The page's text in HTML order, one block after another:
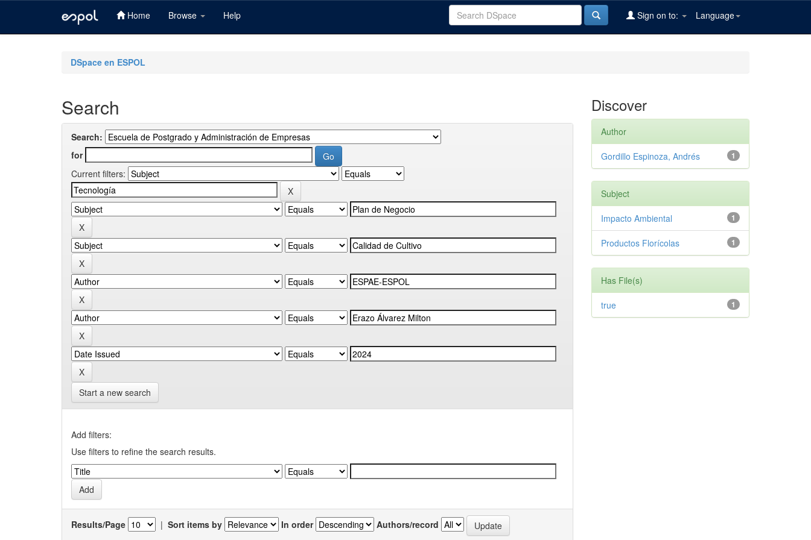
Home Browse Help Language
Sign on to:
DSpace en ESPOL
Search
Search:
for
Current filters:
Start a new search
Add filters:
Use filters to refine the search results.
Results/Page | Sort items by In order Authors/record
Discover
Author
1
Gordillo Espinoza, Andrés
Subject
1
Impacto Ambiental
1
Productos Florícolas
Has File(s)
1
true